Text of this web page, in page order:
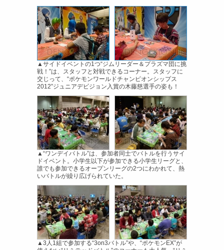
▲サイドイベントの1つ“ジムリーダー＆プラズマ団に挑
戦！”は、スタッフと対戦できるコーナー。スタッフに
交じって、“ポケモンワールドチャンピオンシップス
2012”ジュニアデビジョン入賞の木藤慈選手の姿も！
▲“ワンデイバトル”は、参加者同士でバトルを行うサイ
ドイベント。小学生以下が参加できる小学生リーグと、
誰でも参加できるオープンリーグの2つにわかれて、熱
いバトルが繰り広げられていた。
▲3人1組で参加する“3on3バトル”や、“ポケモンEX”が